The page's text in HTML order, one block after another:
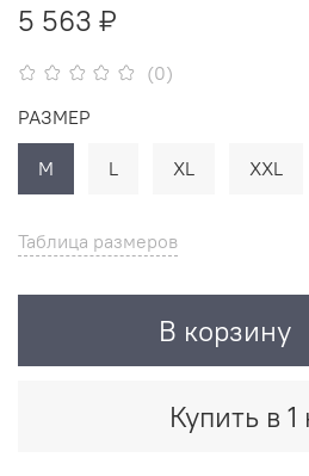
(0)
5 563 ₽
Таблица размеров
В корзину
Купить в 1
РАЗМЕР
M L XL XXL